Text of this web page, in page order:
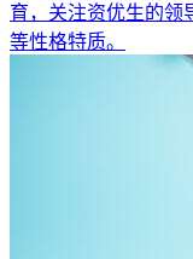
育，关注资优生的领
等性格特质。